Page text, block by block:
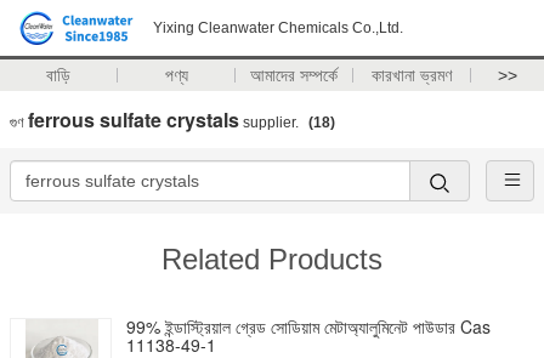
Yixing Cleanwater Chemicals Co.,Ltd.
বাড়ি পণ্য আমাদের সম্পর্কে কারখানা ভ্রমণ >>
গুণ ferrous sulfate crystals supplier. (18)
Related Products
99% ইন্ডাস্ট্রিয়াল গ্রেড সোডিয়াম মেটাঅ্যালুমিনেট পাউডার Cas
11138-49-1